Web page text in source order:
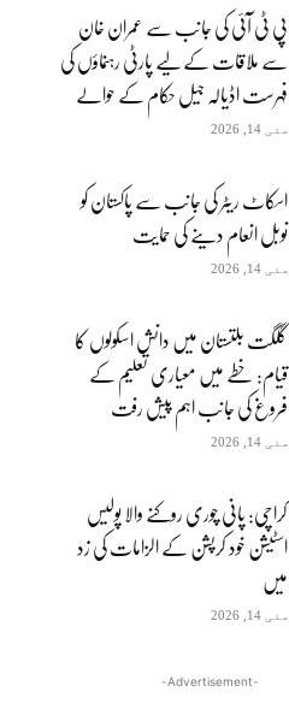
پی ٹی آئی کی جانب سے عمران خان
سے ملاقات کے لیے پارٹی رہنماؤں کی
فہرست اڈیالہ جیل حکام کے حوالے
مئی 14, 2026
اسکاٹ ریٹر کی جانب سے پاکستان کو
نوبل انعام دینے کی حمایت
مئی 14, 2026
گلگت بلتستان میں دانش اسکولوں کا
قیام: خطے میں معیاری تعلیم کے
فروغ کی جانب اہم پیش رفت
مئی 14, 2026
کراچی: پانی چوری روکنے والا پولیس
اسٹیشن خود کرپشن کے الزامات کی زد
میں
مئی 14, 2026
-Advertisement-